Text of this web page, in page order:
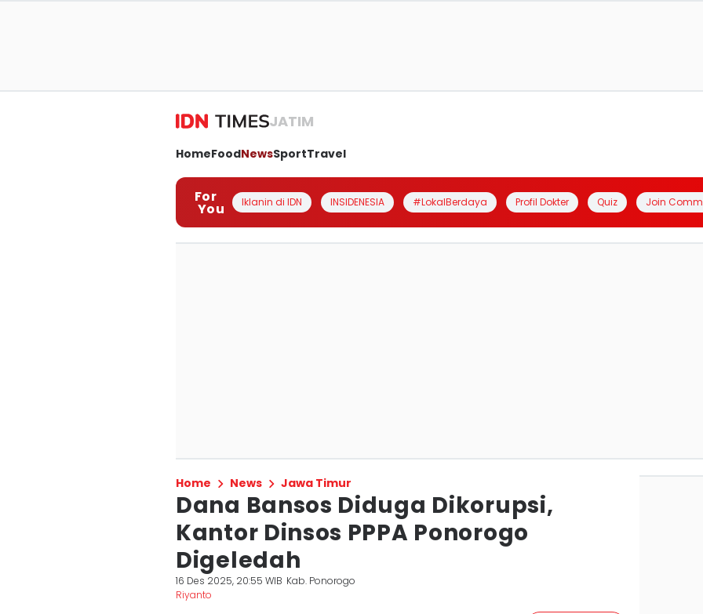
JATIM
HomeFoodNewsSportTravel
For
You Iklanin di IDN INSIDENESIA #LokalBerdaya Profil Dokter Quiz Join
Home News Jawa Timur
Dana Bansos Diduga Dikorupsi,
Kantor Dinsos PPPA Ponorogo
Digeledah
16 Des 2025, 20:55 WIB Kab. Ponorogo
Riyanto